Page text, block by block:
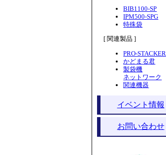
BIB1100-SP
IPM500-SPG
特殊袋
[ 関連製品 ]
PRO-STACKER
かどまる君
製袋機
ネットワーク
関連機器
イベント情報
お問い合わせ